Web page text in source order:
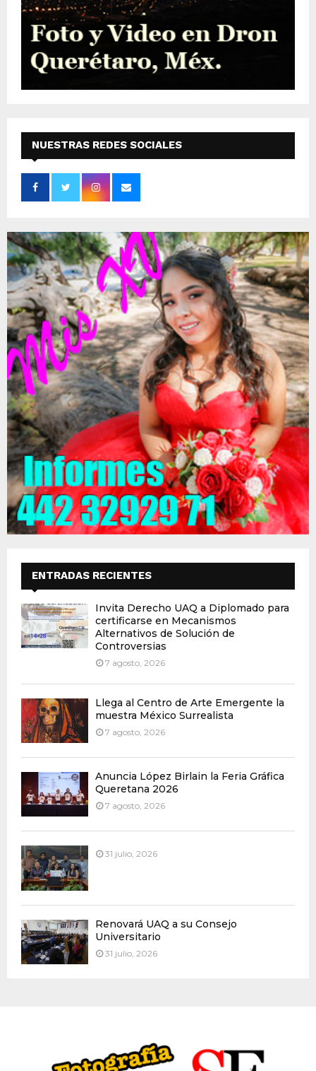
NUESTRAS REDES SOCIALES
ENTRADAS RECIENTES
Invita Derecho UAQ a Diplomado para
certificarse en Mecanismos
Alternativos de Solución de
Controversias
7 agosto, 2026
Llega al Centro de Arte Emergente la
muestra México Surrealista
7 agosto, 2026
Anuncia López Birlain la Feria Gráfica
Queretana 2026
7 agosto, 2026
31 julio, 2026
Renovará UAQ a su Consejo
Universitario
31 julio, 2026